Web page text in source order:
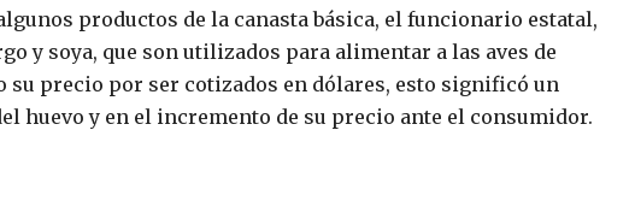
productos de la canasta básica, el funcionario estatal,
y soya, que son utilizados para alimentar a las aves de
su precio por ser cotizados en dólares, esto significó un
huevo y en el incremento de su precio ante el consumidor.